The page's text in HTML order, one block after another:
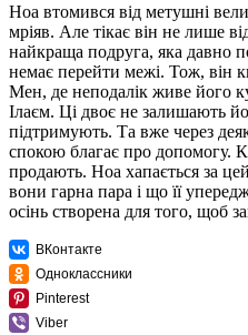
Ноа втомився від метушні
мріяв. Але тікає він не лише
найкраща подруга, яка давно
немає перейти межі. Тож, він
Мен, де неподалік живе його
Ілаєм. Ці двоє не залишають
підтримують. Та вже через
спокою благає про допомогу.
продають. Ноа хапається за
вони гарна пара і що її
осінь створена для того, щоб
ВКонтакте
Одноклассники
Pinterest
Viber